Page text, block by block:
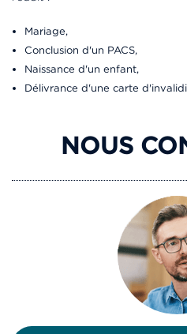
Mariage,
Conclusion d'un PACS,
Naissance d'un enfant,
Délivrance d'une carte
NOUS